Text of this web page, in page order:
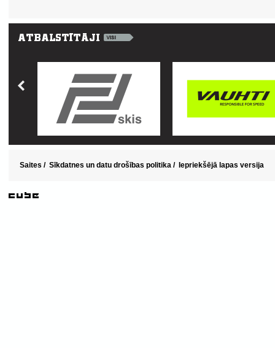
Saites / Sīkdatnes un datu drošības politika / Iepriekšējā lapas versija